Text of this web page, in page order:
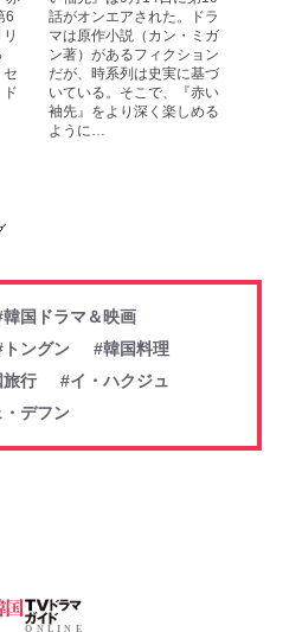
6
ド
話がオンエアされた。ドラ
マは原作小説（カン・ミガ
ン著）があるフィクション
だが、時系列は史実に基づ
いている。そこで、『赤い
袖先』をより深く楽しめる
ように…
韓国ドラマ＆映画
トングン
#韓国料理
旅行
#イ・ハクジュ
デフン